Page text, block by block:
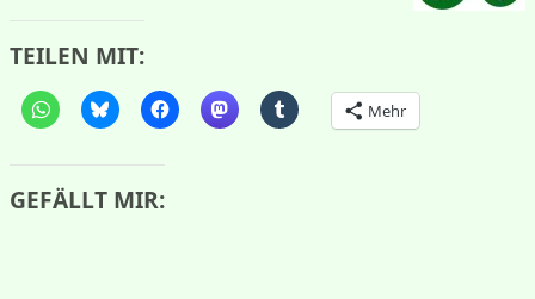
TEILEN MIT:
Mehr
GEFÄLLT MIR: